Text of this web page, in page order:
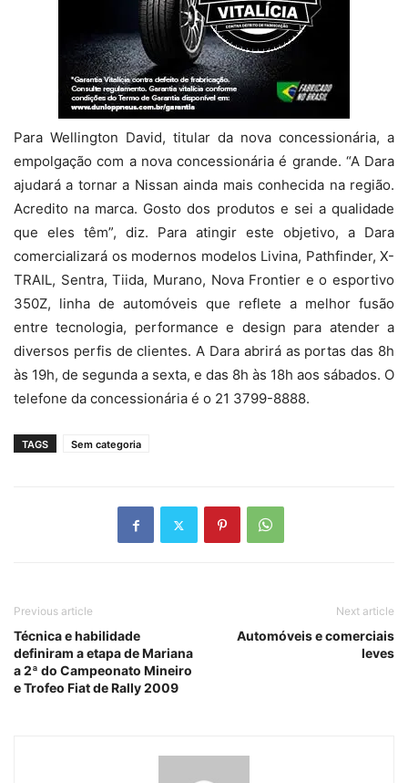
Para Wellington David, titular da nova concessionária, a
empolgação com a nova concessionária é grande. “A Dara
ajudará a tornar a Nissan ainda mais conhecida na região.
Acredito na marca. Gosto dos produtos e sei a qualidade
que eles têm”, diz. Para atingir este objetivo, a Dara
comercializará os modernos modelos Livina, Pathfinder, X-
TRAIL, Sentra, Tiida, Murano, Nova Frontier e o esportivo
350Z, linha de automóveis que reflete a melhor fusão
entre tecnologia, performance e design para atender a
diversos perfis de clientes. A Dara abrirá as portas das 8h
às 19h, de segunda a sexta, e das 8h às 18h aos sábados. O
telefone da concessionária é o 21 3799-8888.
TAGS Sem categoria
Previous article
Técnica e habilidade
definiram a etapa de Mariana
a 2ª do Campeonato Mineiro
e Trofeo Fiat de Rally 2009
Next article
Automóveis e comerciais
leves